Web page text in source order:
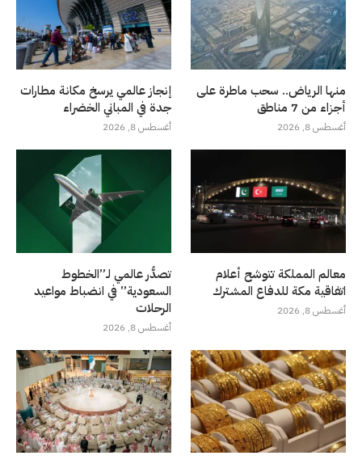
منها الرياض.. سحب ماطرة على
أجزاء من 7 مناطق
أغسطس 8, 2026
إنجاز عالمي يرسخ مكانة مطارات
جدة في المباني الخضراء
أغسطس 8, 2026
معالم المملكة تتوشح أعلام
اتفاقية مكة للدفاع المشترك
أغسطس 8, 2026
تصدُّر عالمي لـ”الخطوط
السعودية” في انضباط مواعيد
الرحلات
أغسطس 8, 2026